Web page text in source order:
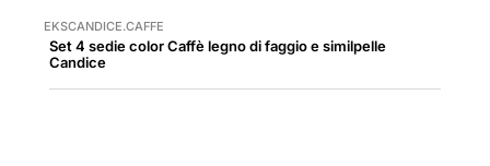
EKSCANDICE.CAFFE
Set 4 sedie color Caffè legno di faggio e similpelle
Candice